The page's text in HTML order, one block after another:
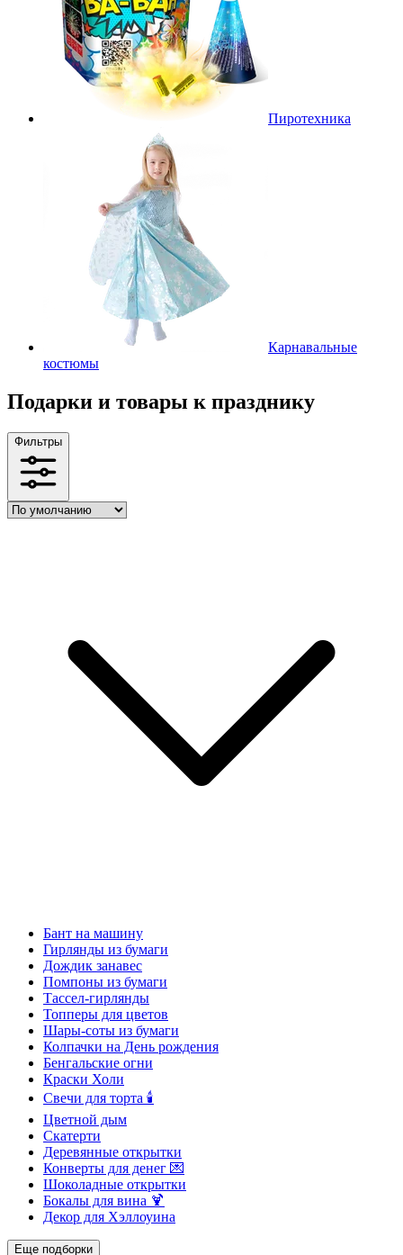
Пиротехника
Карнавальные
костюмы
Подарки и товары к празднику
Фильтры
Бант на машину
Гирлянды из бумаги
Дождик занавес
Помпоны из бумаги
Тассел-гирлянды
Топперы для цветов
Шары-соты из бумаги
Колпачки на День рождения
Бенгальские огни
Краски Холи
Свечи для торта 🕯
Цветной дым
Скатерти
Деревянные открытки
Конверты для денег 💌
Шоколадные открытки
Бокалы для вина 🍹
Декор для Хэллоуина
Еще подборки